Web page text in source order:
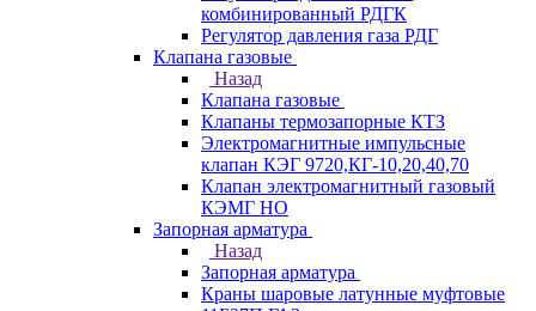
комбинированный РДГК
Регулятор давления газа РДГ
Клапана газовые
Назад
Клапана газовые
Клапаны термозапорные КТЗ
Электромагнитные импульсные
клапан КЭГ 9720,КГ-10,20,40,70
Клапан электромагнитный газовый
КЭМГ НО
Запорная арматура
Назад
Запорная арматура
Краны шаровые латунные муфтовые